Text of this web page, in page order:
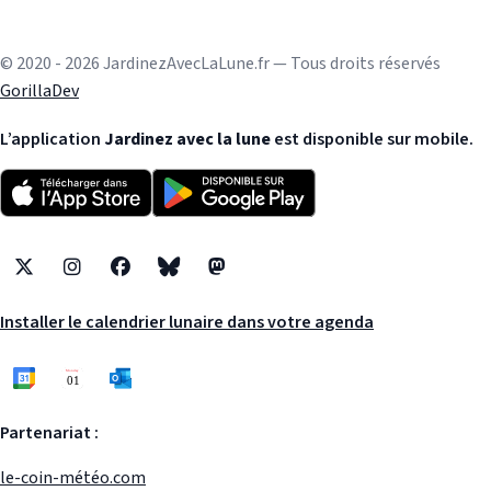
© 2020 - 2026 JardinezAvecLaLune.fr — Tous droits réservés
GorillaDev
L’application Jardinez avec la luneest disponible sur mobile.
X InstagramFacebookBlueskyMastodon
Installer le calendrier lunaire dans votre agenda
Partenariat :
le-coin-météo.com